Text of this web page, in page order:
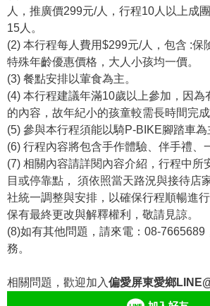
人，推廣價299元/人，行程10人以上成
15人。
(2) 本行程每人費用$299元/人，包含 :保
特殊年齡優惠價格，大人小孩均一價。
(3) 餐點安排以葷食為主。
(4) 本行程建議年滿10歲以上參加，因為
的內容，故年紀小的孩童較需長時間完成
(5) 參與本行程須能以騎P-BIKE腳踏車為
(6) 行程內容將包含手作體驗、伴手禮、
(7) 相關內容請詳閱內容介紹，行程中所
目或停靠點， 須依照當天路況與接待店
社統一調整與安排，以確保行程順暢進
保有最終更改與解釋權利，敬請見諒。
(8)如有其他問題，請來電：08-7665689
務。
相關問題，歡迎加入偏愛屏東愛鄉